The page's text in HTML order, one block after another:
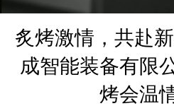
炙烤激情，共赴
成智能装备有限
烤会温